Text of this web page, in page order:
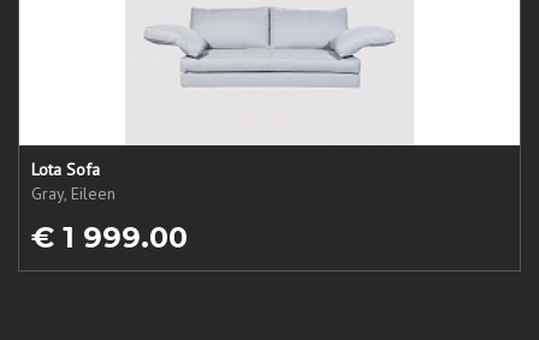
Lota Sofa
Gray, Eileen
€ 1 999.00